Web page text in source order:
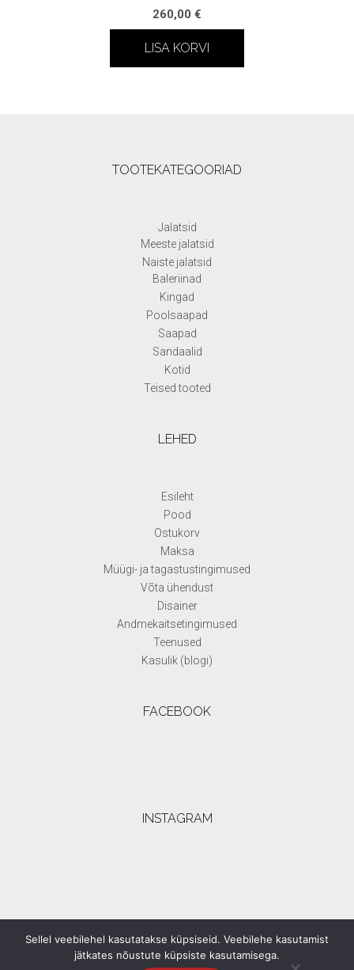
260,00 €
LISA KORVI
TOOTEKATEGOORIAD
Jalatsid
Meeste jalatsid
Naiste jalatsid
Baleriinad
Kingad
Poolsaapad
Saapad
Sandaalid
Kotid
Teised tooted
LEHED
Esileht
Pood
Ostukorv
Maksa
Müügi- ja tagastustingimused
Võta ühendust
Disainer
Andmekaitsetingimused
Teenused
Kasulik (blogi)
FACEBOOK
INSTAGRAM
©2022 Inga Radikainen Leather Studio. All rights reserved. Theme by
Sellel veebilehel kasutatakse küpsiseid. Veebilehe kasutamist
jätkates nõustute küpsiste kasutamisega.